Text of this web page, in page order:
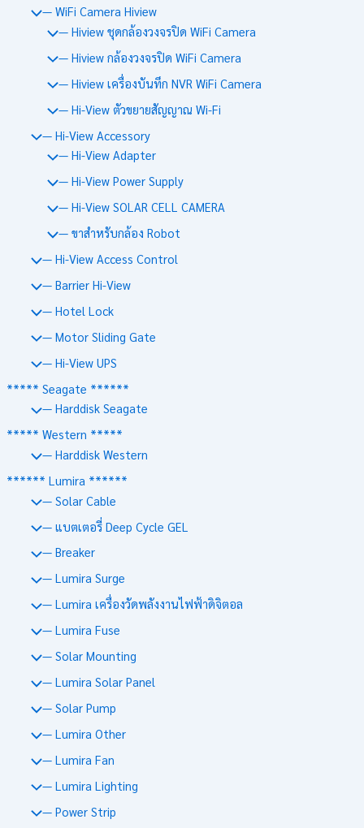
— WiFi Camera Hiview
— Hiview ชุดกล้องวงจรปิด WiFi Camera
— Hiview กล้องวงจรปิด WiFi Camera
— Hiview เครื่องบันทึก NVR WiFi Camera
— Hi-View ตัวขยายสัญญาณ Wi-Fi
— Hi-View Accessory
— Hi-View Adapter
— Hi-View Power Supply
— Hi-View SOLAR CELL CAMERA
— ขาสำหรับกล้อง Robot
— Hi-View Access Control
— Barrier Hi-View
— Hotel Lock
— Motor Sliding Gate
— Hi-View UPS
***** Seagate ******
— Harddisk Seagate
***** Western *****
— Harddisk Western
****** Lumira ******
— Solar Cable
— แบตเตอรี่ Deep Cycle GEL
— Breaker
— Lumira Surge
— Lumira เครื่องวัดพลังงานไฟฟ้าดิจิตอล
— Lumira Fuse
— Solar Mounting
— Lumira Solar Panel
— Solar Pump
— Lumira Other
— Lumira Fan
— Lumira Lighting
— Power Strip